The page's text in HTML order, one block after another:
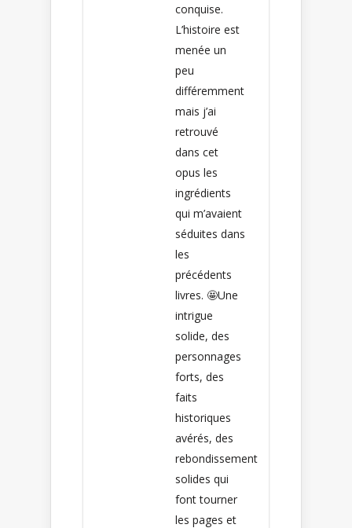
conquise.
L’histoire est
menée un
peu
différemment
mais j’ai
retrouvé
dans cet
opus les
ingrédients
qui m’avaient
séduites dans
les
précédents
livres. 🤩Une
intrigue
solide, des
personnages
forts, des
faits
historiques
avérés, des
rebondissement
solides qui
font tourner
les pages et